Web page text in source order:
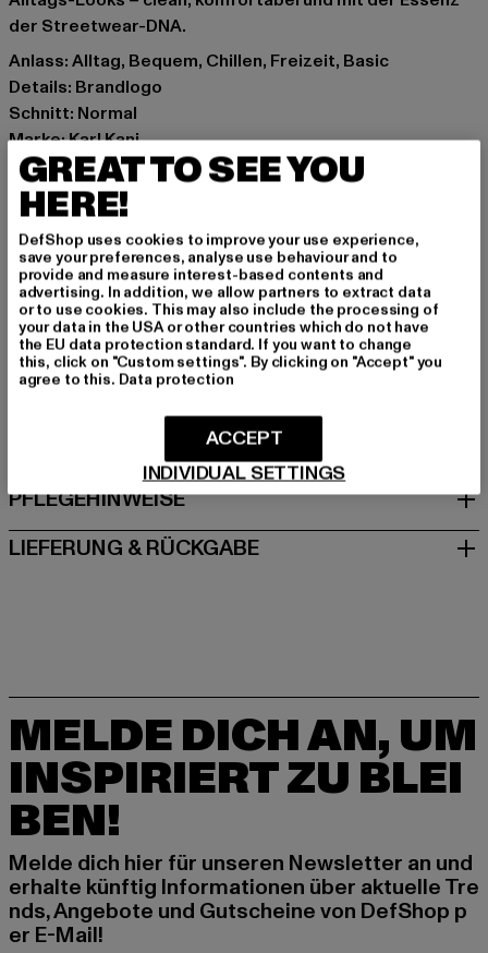
der Streetwear-DNA.
Anlass: Alltag, Bequem, Chillen, Freizeit, Basic
Details: Brandlogo
Schnitt: Normal
Marke: Karl Kani
Kat.: T-Shirts
Farbe: violet
Hersteller Farbe: violet
Materialzusammensetzung: 100% Baumwolle
Art.Nr: PD00005361-03353
Hersteller: Urban Styles Agency GmbH & Co. KG |
agentur@urbanstylesagency.com
Schanzenstraße 41 | 51063 Köln | DE
GRÖSSE & PASSFORM
PFLEGEHINWEISE
LIEFERUNG & RÜCKGABE
MELDE DICH AN, UM
INSPIRIERT ZU BLEI
BEN!
Melde dich hier für unseren Newsletter an und
erhalte künftig Informationen über aktuelle Tre
nds, Angebote und Gutscheine von DefShop p
er E-Mail!
GREAT TO SEE YOU
HERE!
DefShop uses cookies to improve your use experience,
save your preferences, analyse use behaviour and to
provide and measure interest-based contents and
advertising. In addition, we allow partners to extract data
or to use cookies. This may also include the processing of
your data in the USA or other countries which do not have
the EU data protection standard. If you want to change
this, click on "Custom settings". By clicking on "Accept" you
agree to this. Data protection
INDIVIDUAL SETTINGS
ACCEPT